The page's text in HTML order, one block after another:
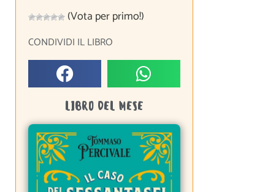
(Vota per primo!)
CONDIVIDI IL LIBRO
LIBRO DEL MESE